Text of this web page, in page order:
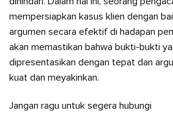
mempersiapkan kasus klien dengan
argumen secara efektif di hadapan
akan memastikan bahwa bukti-bukti
dipresentasikan dengan tepat dan
kuat dan meyakinkan.
Jangan ragu untuk segera hubungi